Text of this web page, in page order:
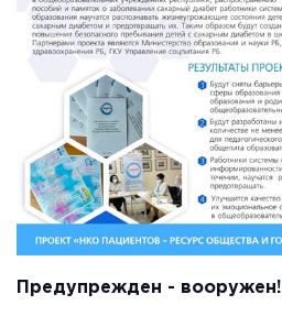
Предупрежден - вооружен!